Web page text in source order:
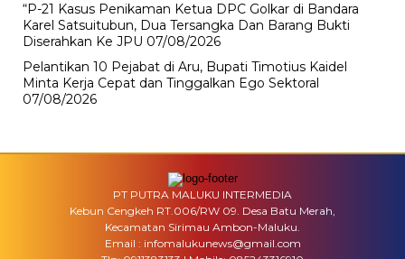
“P-21 Kasus Penikaman Ketua DPC Golkar di Bandara
Karel Satsuitubun, Dua Tersangka Dan Barang Bukti
Diserahkan Ke JPU 07/08/2026
Pelantikan 10 Pejabat di Aru, Bupati Timotius Kaidel
Minta Kerja Cepat dan Tinggalkan Ego Sektoral
07/08/2026
PT PUTRA MALUKU INTERMEDIA
Kebun Cengkeh RT.006/RW 09. Desa Batu Merah,
Kecamatan Sirimau Ambon-Maluku.
Email : infomalukunews@gmail.com